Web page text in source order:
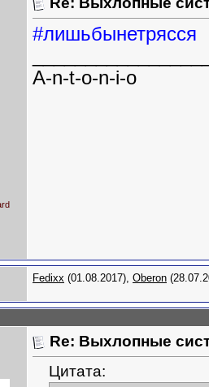
#лишьбынетрясся
A-n-t-o-n-i-o
Fedixx (01.08.2017), Oberon
Re: Выхлопные
Цитата: